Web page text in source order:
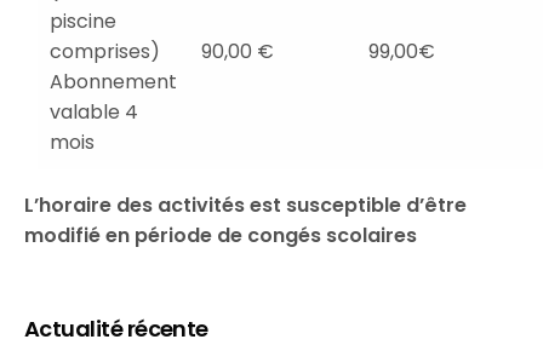
piscine
comprises)
Abonnement
valable 4
mois
90,00 € 99,00€
L’horaire des activités est susceptible d’être
modifié en période de congés scolaires
Actualité récente